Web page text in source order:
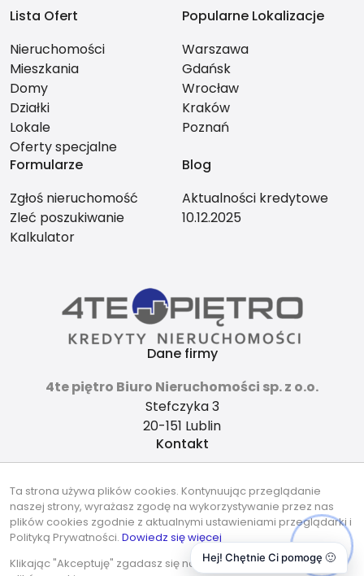
Lista Ofert
Nieruchomości
Mieszkania
Domy
Działki
Lokale
Oferty specjalne
Popularne Lokalizacje
Warszawa
Gdańsk
Wrocław
Kraków
Poznań
Formularze
Zgłoś nieruchomość
Zleć poszukiwanie
Kalkulator
Blog
Aktualności kredytowe
10.12.2025
Dane firmy
4te piętro Biuro Nieruchomości sp. z o.o.
Stefczyka 3
20-151 Lublin
Kontakt
737-490-490
Znajdziesz nas tu
Ta strona używa plików cookies. Kontynuując przeglądanie
naszej strony, wyrażasz zgodę na wykorzystywanie przez nas
plików cookies zgodnie z aktualnymi ustawieniami przeglądarki i
Polityką Prywatności. Dowiedz się więcej
Klikając "Akceptuję" zgadasz się na wykorzystywanie przez nas
Hej! Chętnie Ci pomogę 🙂